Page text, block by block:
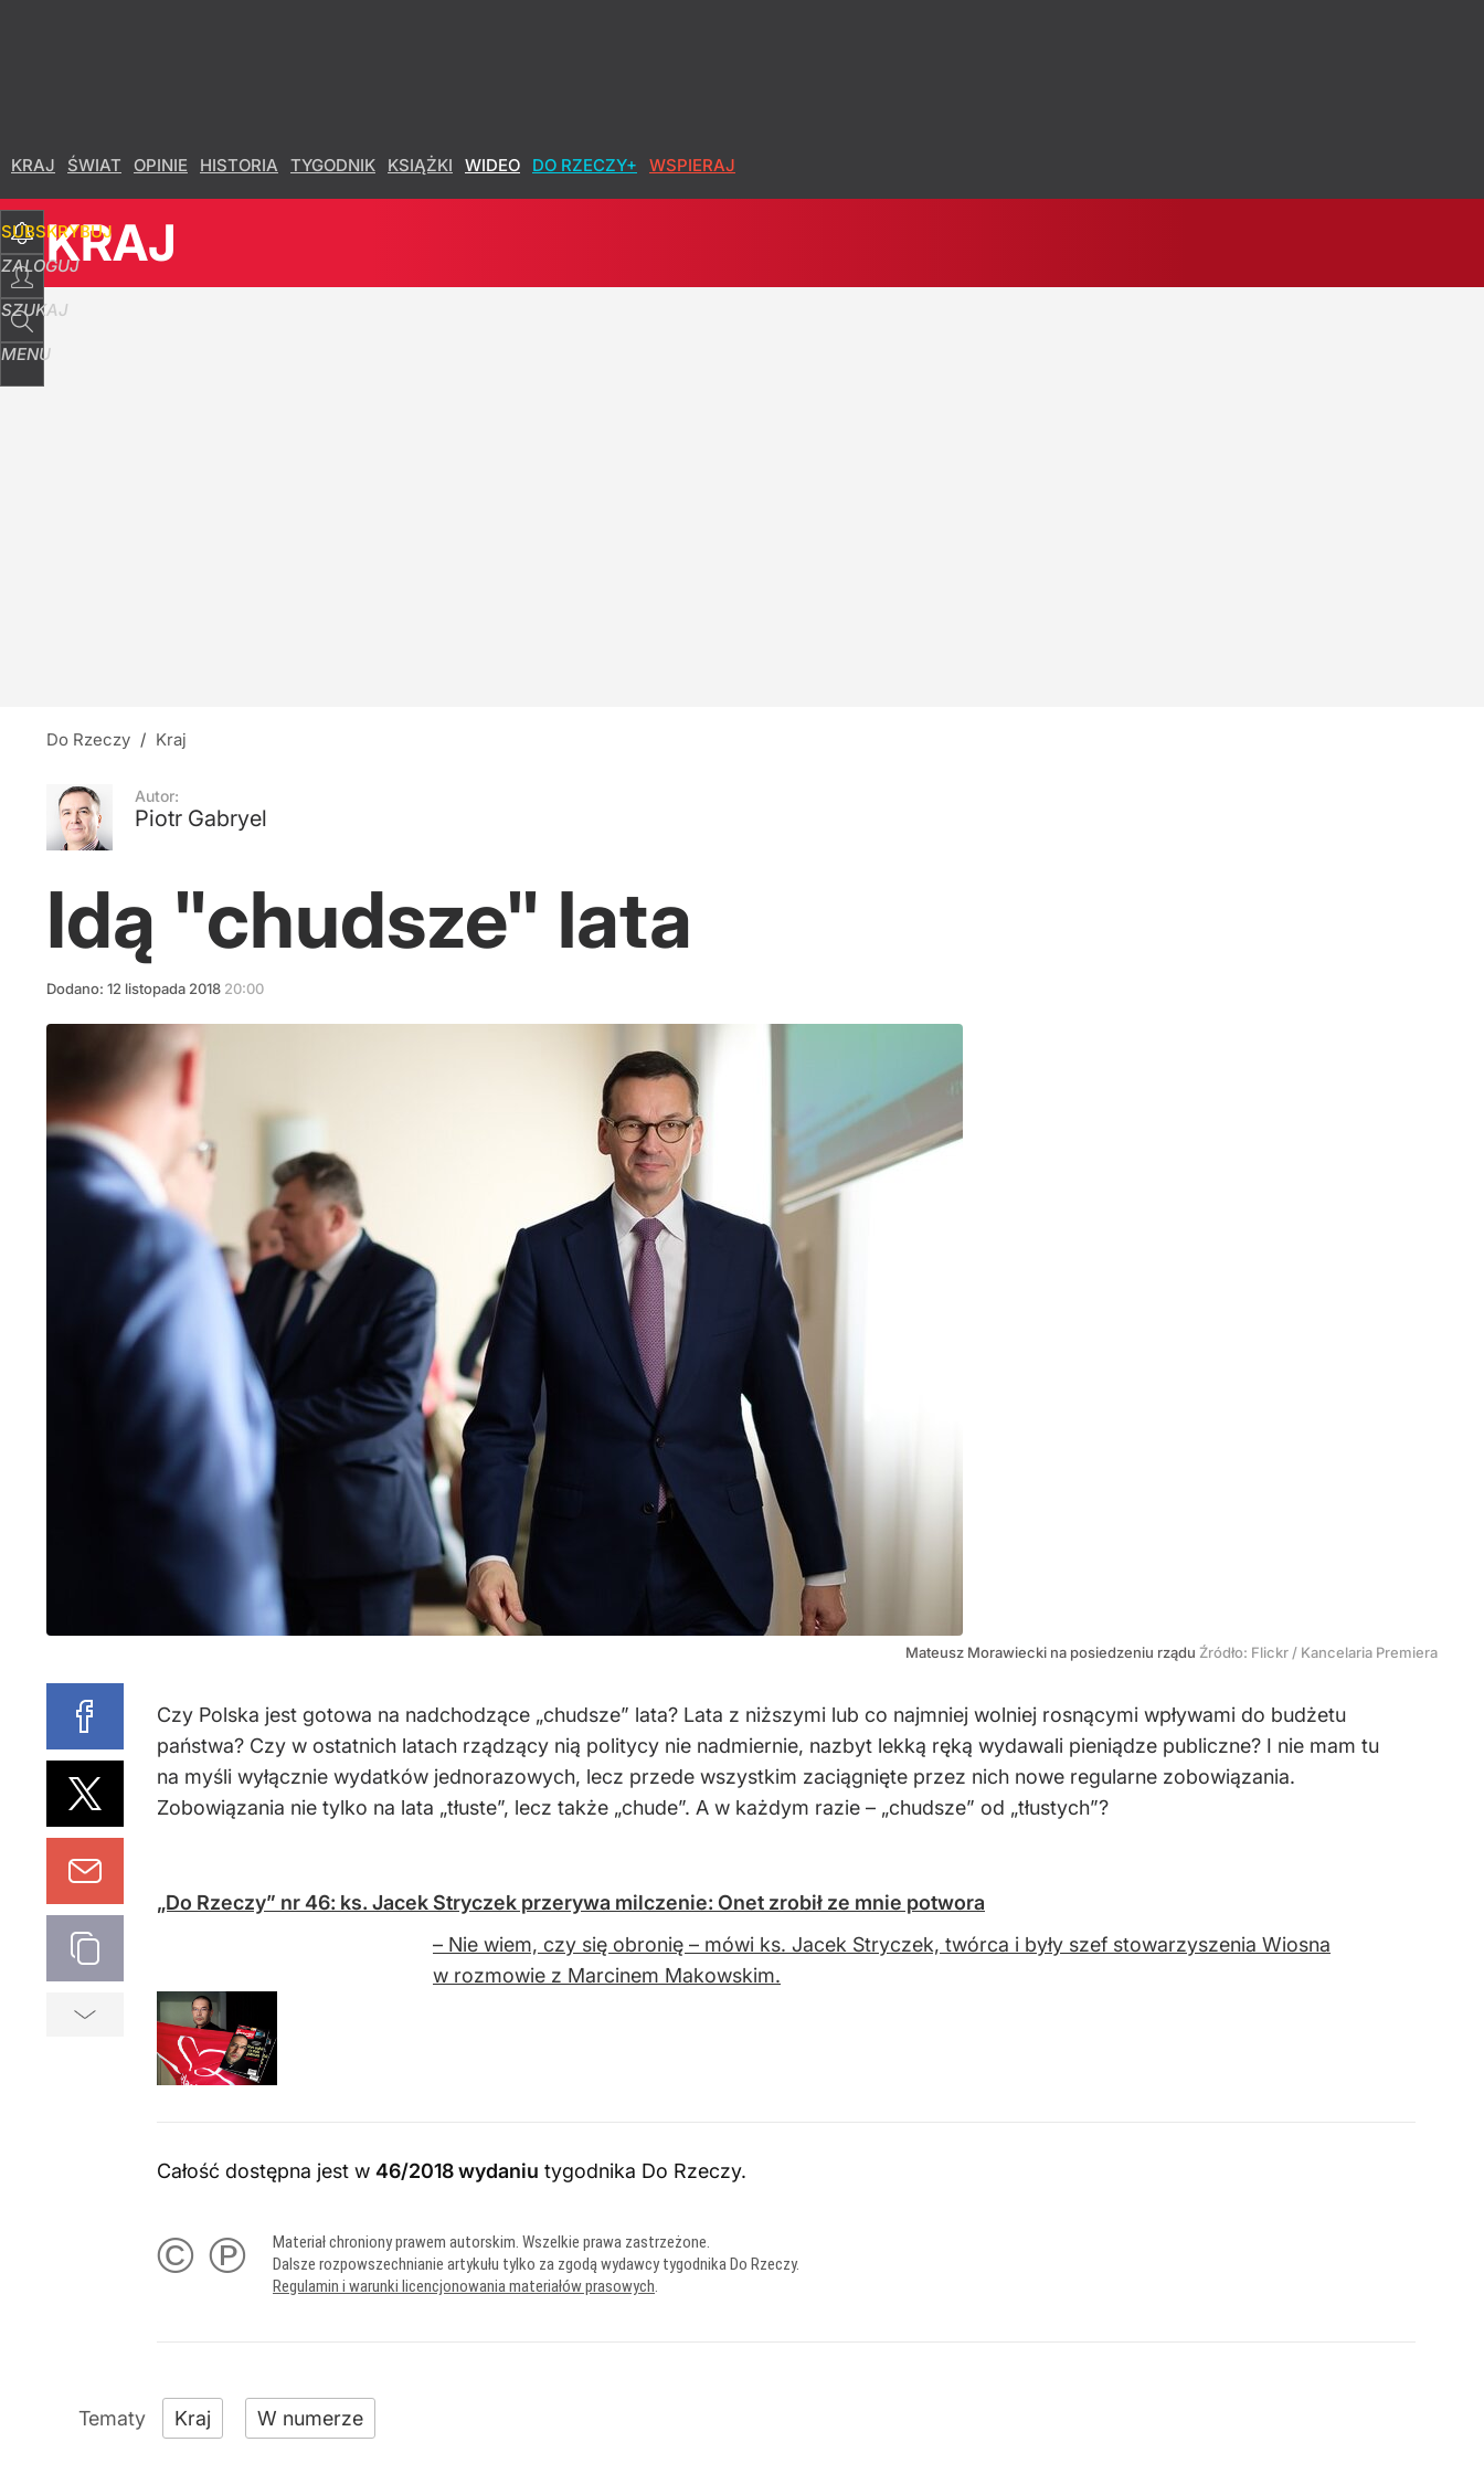
KRAJ ŚWIAT OPINIE HISTORIA TYGODNIK KSIĄŻKI WIDEO DO RZECZY+ WSPIERAJ
SUBSKRYBUJ
ZALOGUJ
SZUKAJ
MENU
4
Szokujące zwycięstwo Polaków. Rosja niedowierzała, zachodnia prasa gratulowała
dodaj
22
KRAJ
Do Rzeczy / Kraj
Autor:
Piotr Gabryel
Idą "chudsze" lata
Dodano: 12 listopada 2018 20:00
Mateusz Morawiecki na posiedzeniu rządu Źródło: Flickr / Kancelaria Premiera
Czy Polska jest gotowa na nadchodzące „chudsze” lata? Lata z niższymi lub co najmniej wolniej rosnącymi wpływami do budżetu
państwa? Czy w ostatnich latach rządzący nią politycy nie nadmiernie, nazbyt lekką ręką wydawali pieniądze publiczne? I nie mam tu
na myśli wyłącznie wydatków jednorazowych, lecz przede wszystkim zaciągnięte przez nich nowe regularne zobowiązania.
Zobowiązania nie tylko na lata „tłuste”, lecz także „chude”. A w każdym razie – „chudsze” od „tłustych”?
„Do Rzeczy” nr 46: ks. Jacek Stryczek przerywa milczenie: Onet zrobił ze mnie potwora
– Nie wiem, czy się obronię – mówi ks. Jacek Stryczek, twórca i były szef stowarzyszenia Wiosna
w rozmowie z Marcinem Makowskim.
Całość dostępna jest w 46/2018 wydaniu tygodnika Do Rzeczy.
© ℗
Materiał chroniony prawem autorskim. Wszelkie prawa zastrzeżone.
Dalsze rozpowszechnianie artykułu tylko za zgodą wydawcy tygodnika Do Rzeczy.
Regulamin i warunki licencjonowania materiałów prasowych.
Kraj W numerze